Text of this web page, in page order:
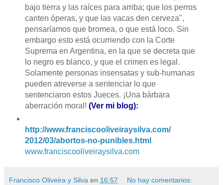
bajo tierra y las raíces para arriba; que los perros
canten óperas, y que las vacas den cerveza",
pensaríamos que bromea, o que está loco. Sin
embargo esto está ocurriendo con la Corte
Suprema en Argentina, en la que se decreta que
lo negro es blanco, y que el crimen es legal.
Solamente personas insensatas y sub-humanas
pueden atreverse a sentenciar lo que
sentenciaron estos Jueces. ¡Una bárbara
aberración moral! (Ver mi blog):
http://www.franciscooliveiraysilva.com/
2012/03/abortos-no-punibles.html
www.franciscooliveiraysilva.com
Francisco Oliveira y Silva en 16:57 No hay comentarios: